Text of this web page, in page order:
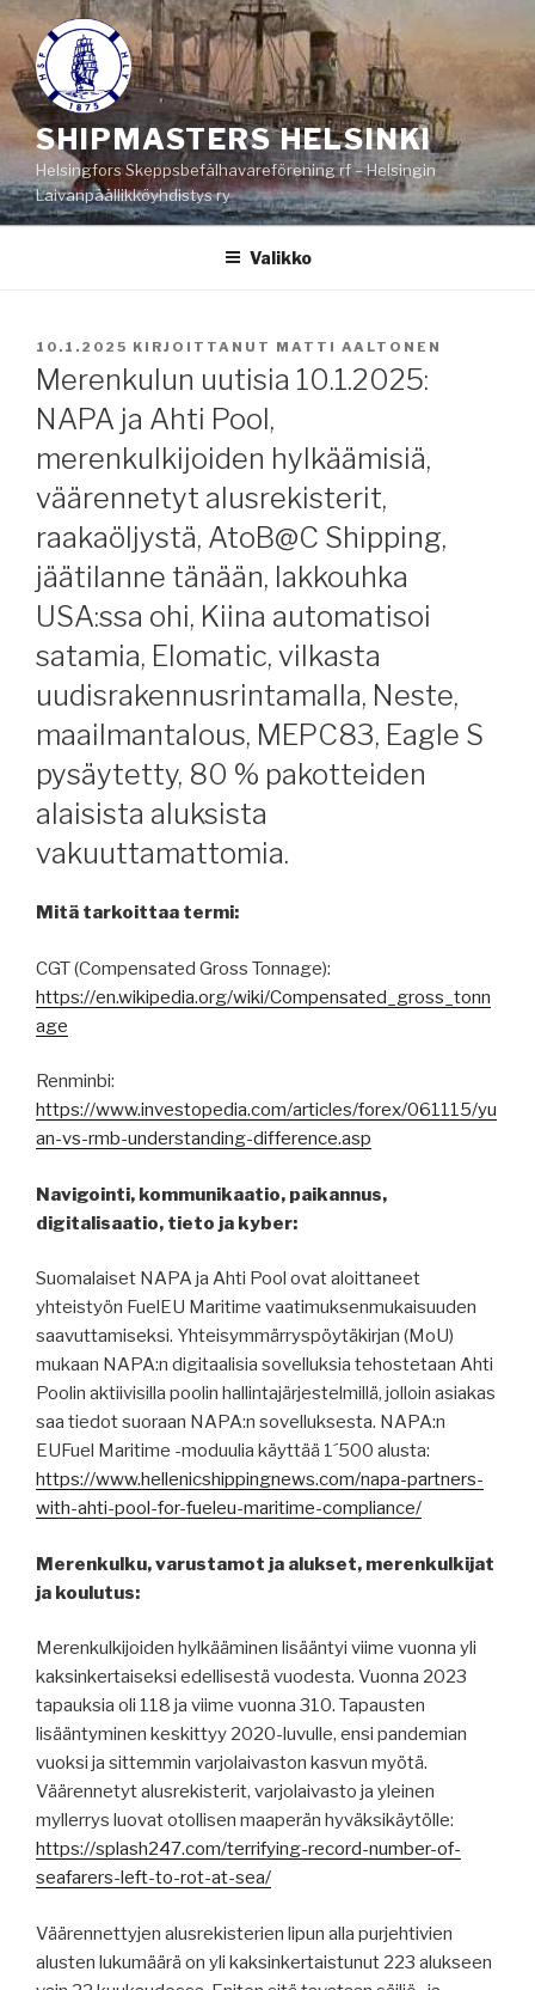
Siirry
sisältöön
SHIPMASTERS HELSINKI
Helsingfors Skeppsbefälhavareförening rf – Helsingin
Laivanpäällikköyhdistys ry
Valikko
JULKAISTU
10.1.2025 KIRJOITTANUT MATTI AALTONEN
Merenkulun uutisia 10.1.2025:
NAPA ja Ahti Pool,
merenkulkijoiden hylkäämisiä,
väärennetyt alusrekisterit,
raakaöljystä, AtoB@C Shipping,
jäätilanne tänään, lakkouhka
USA:ssa ohi, Kiina automatisoi
satamia, Elomatic, vilkasta
uudisrakennusrintamalla, Neste,
maailmantalous, MEPC83, Eagle S
pysäytetty, 80 % pakotteiden
alaisista aluksista
vakuuttamattomia.
Mitä tarkoittaa termi:
CGT (Compensated Gross Tonnage):
https://en.wikipedia.org/wiki/Compensated_gross_tonn
age
Renminbi:
https://www.investopedia.com/articles/forex/061115/yu
an-vs-rmb-understanding-difference.asp
Navigointi, kommunikaatio, paikannus,
digitalisaatio, tieto ja kyber:
Suomalaiset NAPA ja Ahti Pool ovat aloittaneet
yhteistyön FuelEU Maritime vaatimuksenmukaisuuden
saavuttamiseksi. Yhteisymmärryspöytäkirjan (MoU)
mukaan NAPA:n digitaalisia sovelluksia tehostetaan Ahti
Poolin aktiivisilla poolin hallintajärjestelmillä, jolloin asiakas
saa tiedot suoraan NAPA:n sovelluksesta. NAPA:n
EUFuel Maritime -moduulia käyttää 1´500 alusta:
https://www.hellenicshippingnews.com/napa-partners-
with-ahti-pool-for-fueleu-maritime-compliance/
Merenkulku, varustamot ja alukset, merenkulkijat
ja koulutus:
Merenkulkijoiden hylkääminen lisääntyi viime vuonna yli
kaksinkertaiseksi edellisestä vuodesta. Vuonna 2023
tapauksia oli 118 ja viime vuonna 310. Tapausten
lisääntyminen keskittyy 2020-luvulle, ensi pandemian
vuoksi ja sittemmin varjolaivaston kasvun myötä.
Väärennetyt alusrekisterit, varjolaivasto ja yleinen
myllerrys luovat otollisen maaperän hyväksikäytölle:
https://splash247.com/terrifying-record-number-of-
seafarers-left-to-rot-at-sea/
Väärennettyjen alusrekisterien lipun alla purjehtivien
alusten lukumäärä on yli kaksinkertaistunut 223 alukseen